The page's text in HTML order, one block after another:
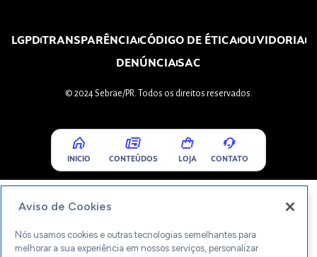
LGPDTRANSPARÊNCIACÓDIGO DE ÉTICAOUVIDORIA
DENÚNCIASAC
© 2024 Sebrae/PR. Todos os direitos reservados.
INICIO CONTEÚDOS LOJA CONTATO
Aviso de Cookies
Nós usamos cookies e outras tecnologias semelhantes para
melhorar a sua experiência em nossos serviços, personalizar